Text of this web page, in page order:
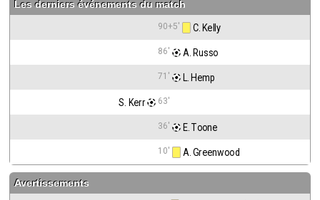
Les derniers événements du match
90+5' C. Kelly
86' A. Russo
71' L. Hemp
S. Kerr 63'
36' E. Toone
10' A. Greenwood
Avertissements